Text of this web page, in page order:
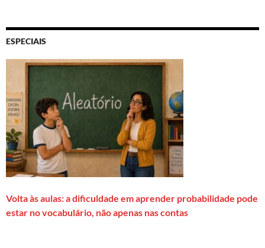
ESPECIAIS
Volta às aulas: a dificuldade em aprender probabilidade pode
estar no vocabulário, não apenas nas contas